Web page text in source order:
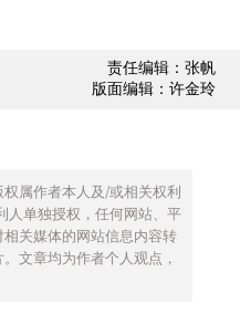
责任编辑：张帆
版面编辑：许金玲
属作者本人及/或相关权利
人单独授权，任何网站、平
关媒体的网站信息内容转
文章均为作者个人观点，